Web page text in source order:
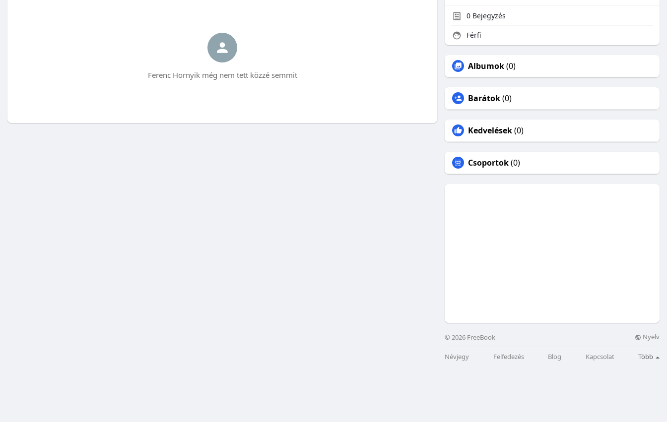
Ferenc Hornyik még nem tett közzé semmit
0 Bejegyzés
Férfi
Albumok(0)
Barátok(0)
Kedvelések(0)
Csoportok(0)
© 2026 FreeBook Nyelv
Névjegy Felfedezés Blog Kapcsolat Több